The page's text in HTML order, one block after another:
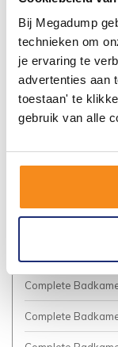
Bij Megadump
technieken om
je ervaring te
advertenties aan
toestaan' te
gebruik van alle
Annuleren /
Garantie / Klachten
Service Aanvraag
Algemene
Complete
Complete